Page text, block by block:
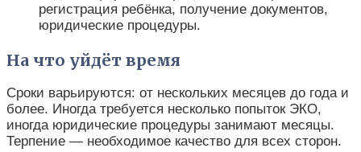
регистрация ребёнка, получение документов,
юридические процедуры.
На что уйдёт время
Сроки варьируются: от нескольких месяцев до года и
более. Иногда требуется несколько попыток ЭКО,
иногда юридические процедуры занимают месяцы.
Терпение — необходимое качество для всех сторон.